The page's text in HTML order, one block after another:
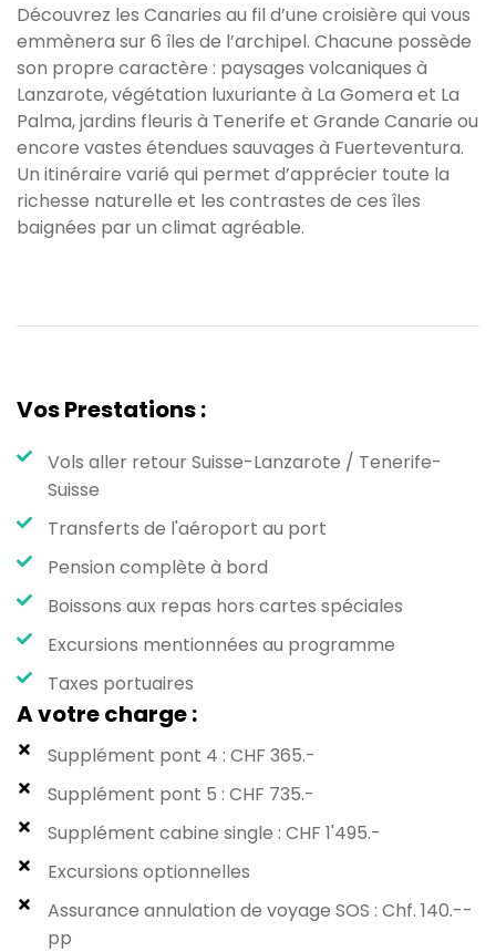
Découvrez les Canaries au fil d’une croisière qui vous
emmènera sur 6 îles de l’archipel. Chacune possède
son propre caractère : paysages volcaniques à
Lanzarote, végétation luxuriante à La Gomera et La
Palma, jardins fleuris à Tenerife et Grande Canarie ou
encore vastes étendues sauvages à Fuerteventura.
Un itinéraire varié qui permet d’apprécier toute la
richesse naturelle et les contrastes de ces îles
baignées par un climat agréable.
Vos Prestations :
Vols aller retour Suisse-Lanzarote / Tenerife-
Suisse
Transferts de l'aéroport au port
Pension complète à bord
Boissons aux repas hors cartes spéciales
Excursions mentionnées au programme
Taxes portuaires
A votre charge :
Supplément pont 4 : CHF 365.-
Supplément pont 5 : CHF 735.-
Supplément cabine single : CHF 1'495.-
Excursions optionnelles
Assurance annulation de voyage SOS : Chf. 140.--
pp